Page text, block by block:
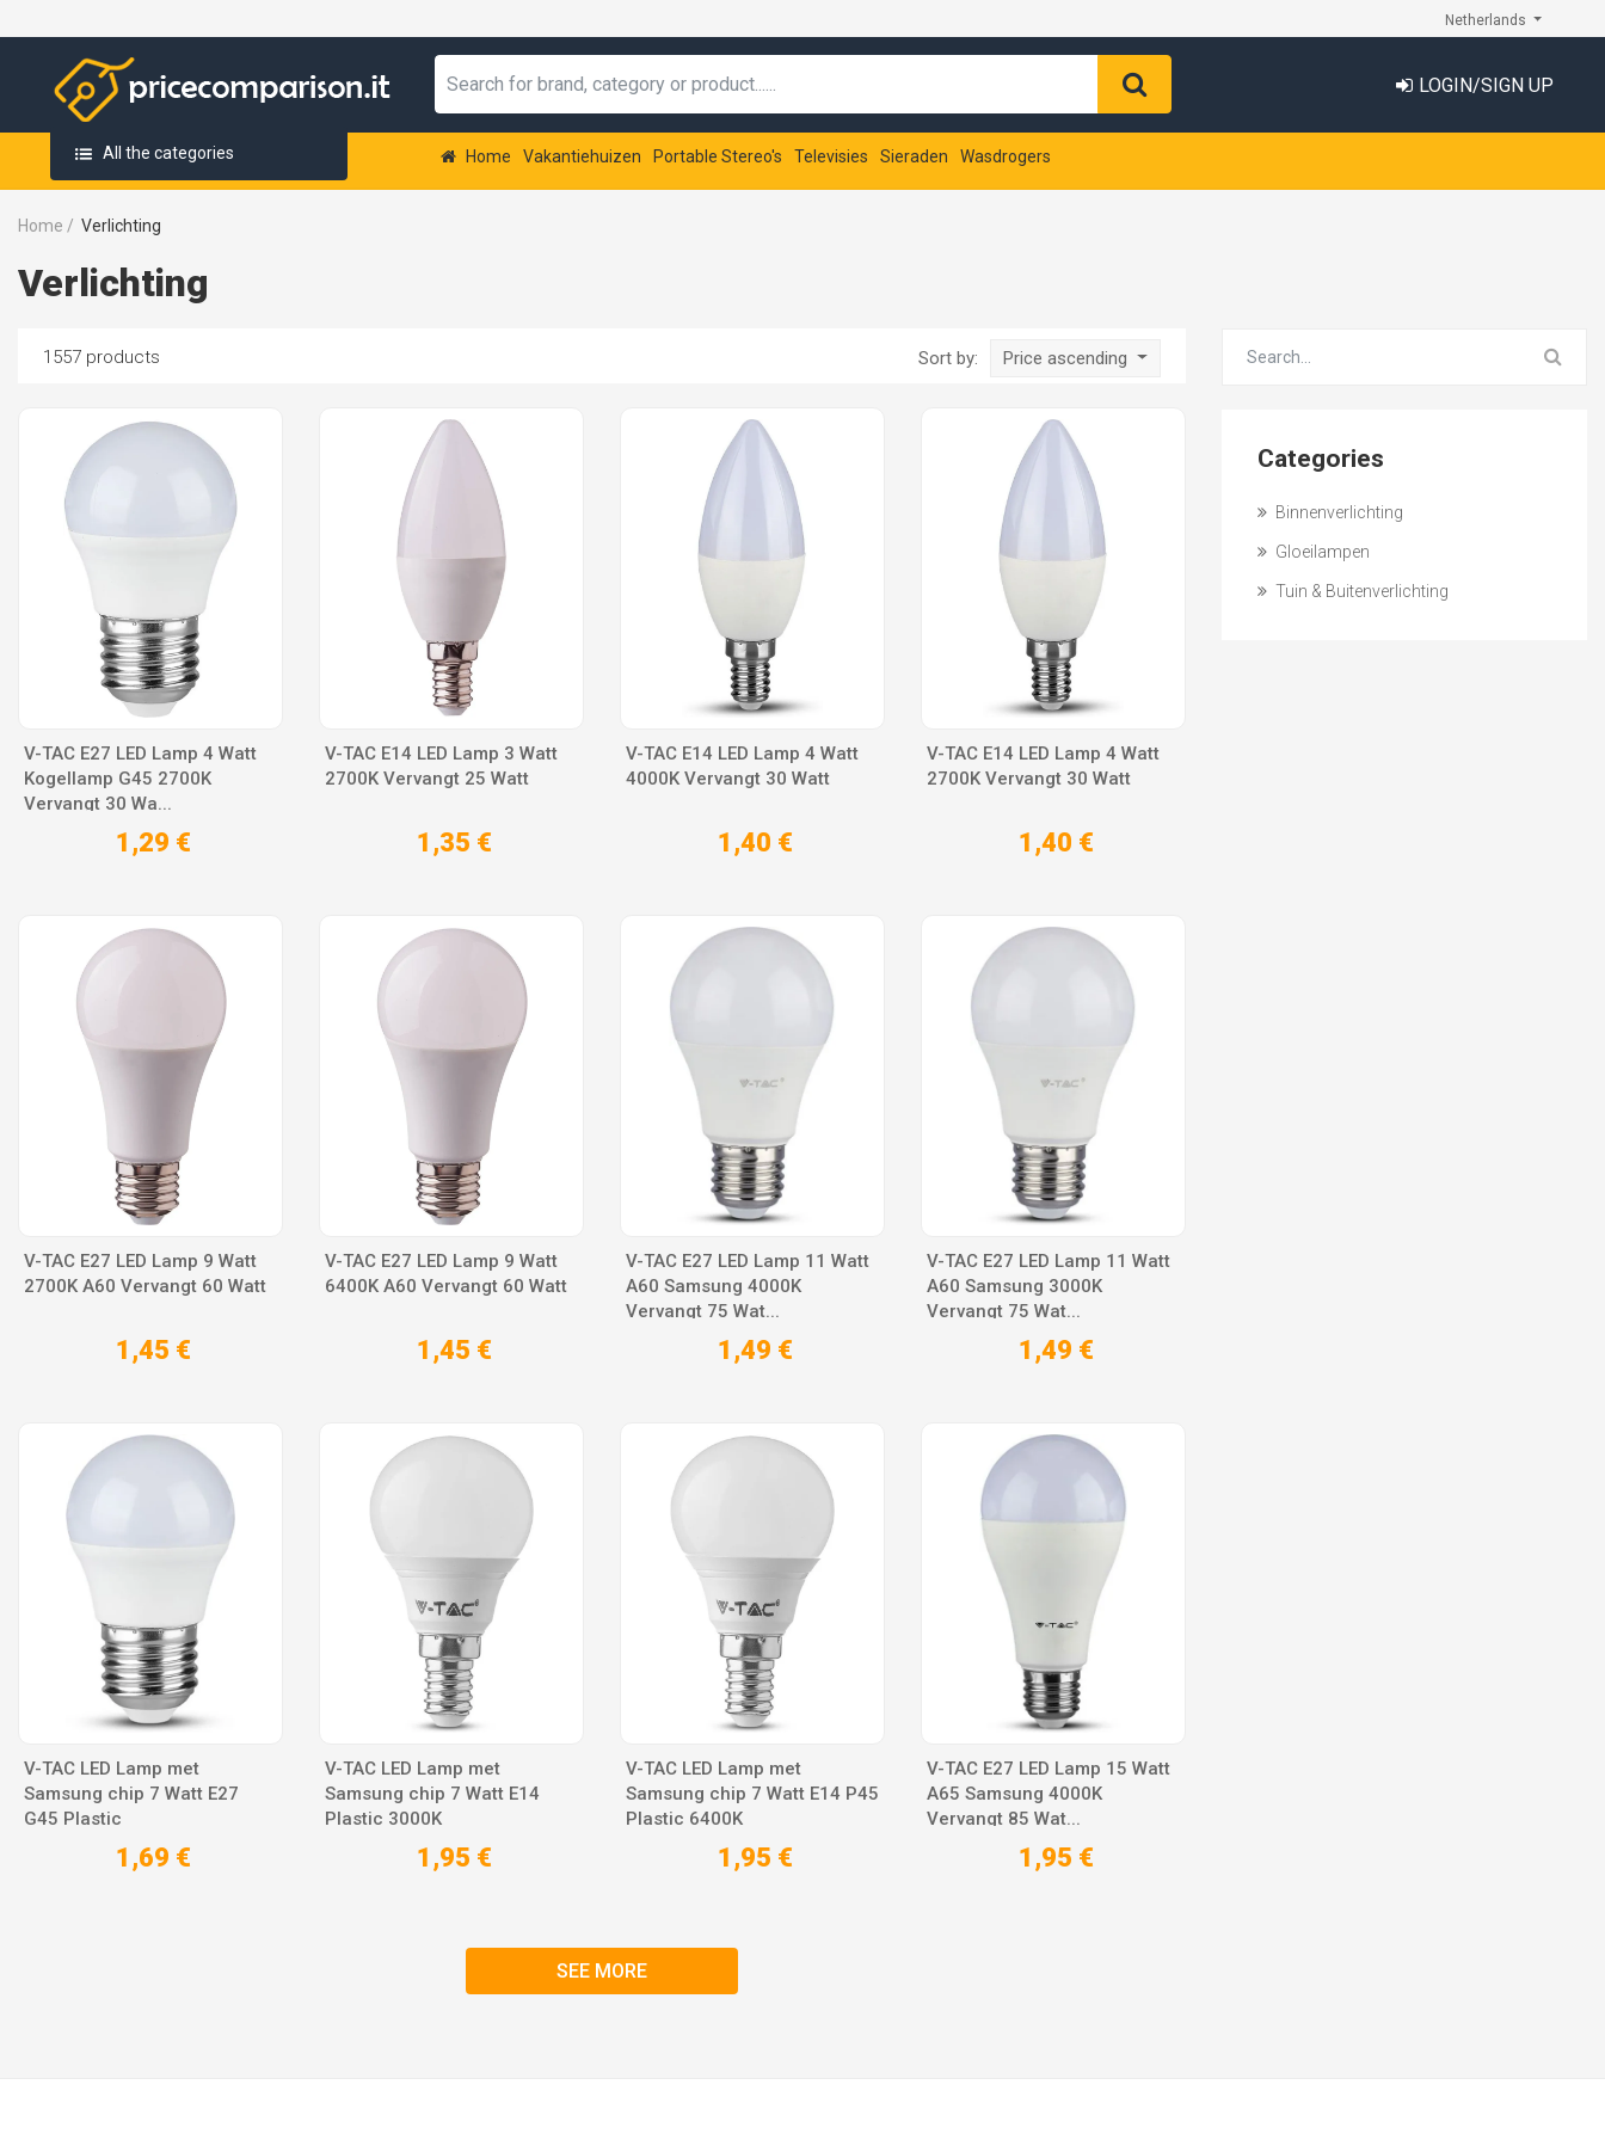
Netherlands
LOGIN/SIGN UP
All the categories Home Vakantiehuizen Portable Stereo's Televisies Sieraden Wasdrogers
Home / Verlichting
Verlichting
Categories
Binnenverlichting
Gloeilampen
Tuin & Buitenverlichting
1557 products Sort by: Price ascending
V-TAC E27 LED Lamp 4 Watt
Kogellamp G45 2700K
Vervangt 30 Wa...
1,29 €
V-TAC E14 LED Lamp 3 Watt
2700K Vervangt 25 Watt
1,35 €
V-TAC E14 LED Lamp 4 Watt
4000K Vervangt 30 Watt
1,40 €
V-TAC E14 LED Lamp 4 Watt
2700K Vervangt 30 Watt
1,40 €
V-TAC E27 LED Lamp 9 Watt
2700K A60 Vervangt 60 Watt
1,45 €
V-TAC E27 LED Lamp 9 Watt
6400K A60 Vervangt 60 Watt
1,45 €
V-TAC E27 LED Lamp 11 Watt
A60 Samsung 4000K
Vervangt 75 Wat...
1,49 €
V-TAC E27 LED Lamp 11 Watt
A60 Samsung 3000K
Vervangt 75 Wat...
1,49 €
V-TAC LED Lamp met
Samsung chip 7 Watt E27
G45 Plastic
1,69 €
V-TAC LED Lamp met
Samsung chip 7 Watt E14
Plastic 3000K
1,95 €
V-TAC LED Lamp met
Samsung chip 7 Watt E14 P45
Plastic 6400K
1,95 €
V-TAC E27 LED Lamp 15 Watt
A65 Samsung 4000K
Vervangt 85 Wat...
1,95 €
SEE MORE